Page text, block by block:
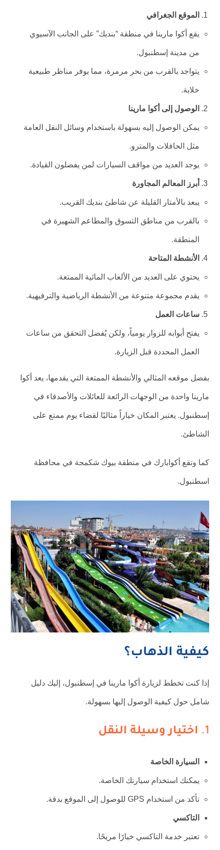
الموقع الجغرافي
يقع أكوا مارينا في منطقة “بنديك” على الجانب الآسيوي
من مدينة إسطنبول.
يتواجد بالقرب من بحر مرمرة، مما يوفر مناظر طبيعية
خلابة.
الوصول إلى أكوا مارينا
يمكن الوصول إليه بسهولة باستخدام وسائل النقل العامة
مثل الحافلات والمترو.
يوجد العديد من مواقف السيارات لمن يفضلون القيادة.
أبرز المعالم المجاورة
يبعد بالأمتار القليلة عن شاطئ بنديك القريب.
بالقرب من مناطق التسوق والمطاعم الشهيرة في
المنطقة.
الأنشطة المتاحة
يحتوي على العديد من الألعاب المائية الممتعة.
يقدم مجموعة متنوعة من الأنشطة الرياضية والترفيهية.
ساعات العمل
يفتح أبوابه للزوار يومياً، ولكن يُفضل التحقق من ساعات
العمل المحددة قبل الزيارة.
بفضل موقعه المثالي والأنشطة الممتعة التي يقدمها، يعد أكوا
مارينا واحدة من الوجهات الرائعة للعائلات والأصدقاء في
إسطنبول. يعتبر المكان خياراً مثاليًا لقضاء يوم ممتع على
الشاطئ.
كما وتقع أكوابارك في منطقة بيوك شكمجة في محافظة
اسطنبول.
كيفية الذهاب؟
إذا كنت تخطط لزيارة أكوا مارينا في إسطنبول، إليك دليل
شامل حول كيفية الوصول إليها بسهولة.
1. اختيار وسيلة النقل
السيارة الخاصة
يمكنك استخدام سيارتك الخاصة.
تأكد من استخدام GPS للوصول إلى الموقع بدقة.
التاكسي
تعتبر خدمة التاكسي خيارًا مريحًا.